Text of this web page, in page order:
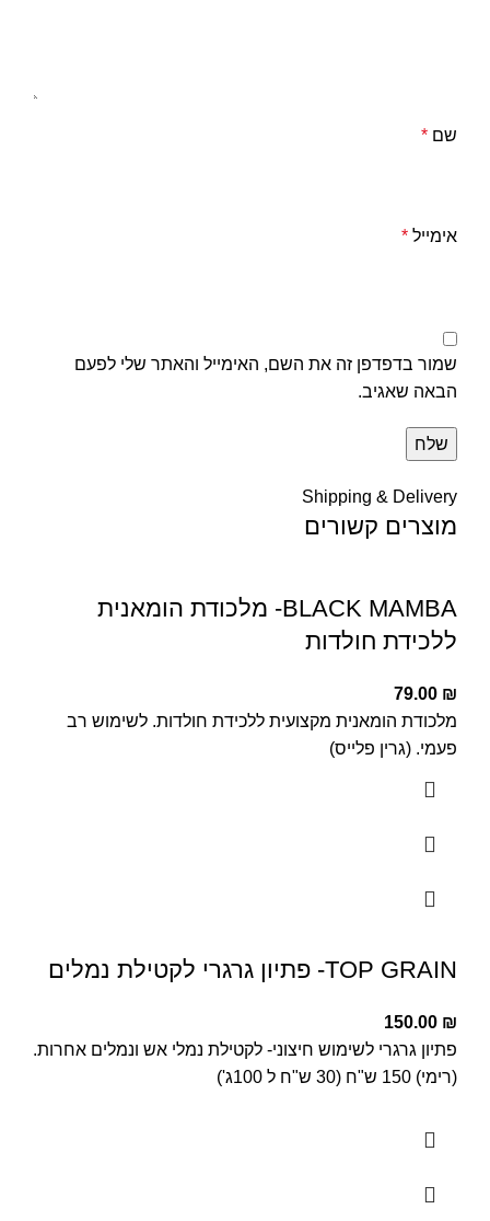
שם *
אימייל *
שמור בדפדפן זה את השם, האימייל והאתר שלי לפעם
הבאה שאגיב.
Shipping & Delivery
מוצרים קשורים
BLACK MAMBA- מלכודת הומאנית
ללכידת חולדות
79.00 ₪
מלכודת הומאנית מקצועית ללכידת חולדות. לשימוש רב
פעמי. (גרין פלייס)
TOP GRAIN- פתיון גרגרי לקטילת נמלים
150.00 ₪
פתיון גרגרי לשימוש חיצוני- לקטילת נמלי אש ונמלים אחרות.
(רימי) 150 ש"ח (30 ש"ח ל 100ג')